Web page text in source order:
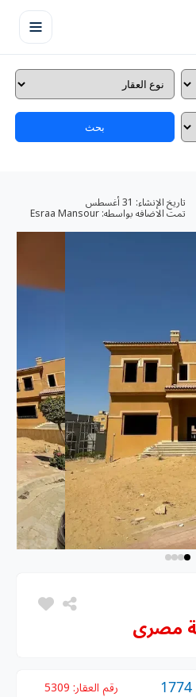
بحث
تاريخ الإنشاء:
تمت الاضافه بواسطه: Esraa Mansour
رقم العقار: 5309